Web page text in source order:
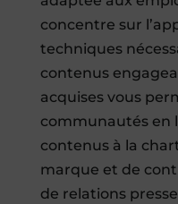
concentre sur
techniques
contenus
acquises vous
communautés en
contenus à la
marque et de
de relations